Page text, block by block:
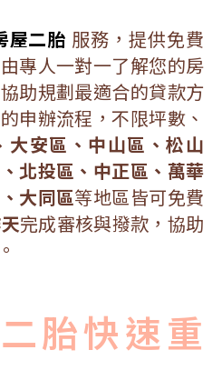
屋二胎 服務，提供免費
專人一對一了解您的房
助規劃最適合的貸款方
申辦流程，不限坪數、
大安區、中山區、松山
北投區、中正區、萬華
大同區等地區皆可免費
完成審核與撥款，協助
胎快速重